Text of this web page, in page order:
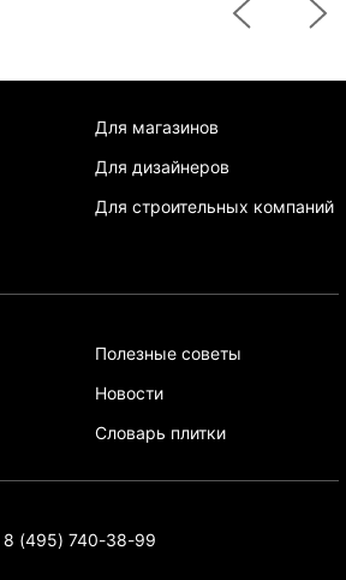
Для магазинов
Для дизайнеров
Для строительных компаний
Полезные советы
Новости
Словарь плитки
8 (495) 740-38-99